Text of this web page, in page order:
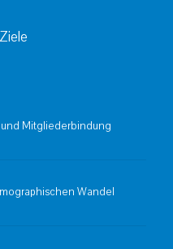
Mitgliederbindung
Wandel